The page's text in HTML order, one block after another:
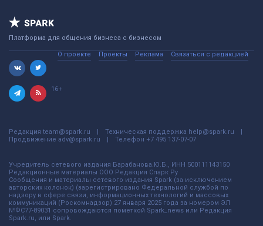
Платформа для общения бизнеса с бизнесом
О проекте Проекты Реклама Связаться с редакцией
16+
Редакция team@spark.ru Техническая поддержка help@spark.ru
Продвижение adv@spark.ru Телефон +7 495 137-07-07
Учредитель сетевого издания Барабанова.Ю.Б., ИНН 500111143150
Редакционные материалы ООО Редакция Спарк Ру
Сообщения и материалы сетевого издания Spark (за исключением
авторских колонок) (зарегистрировано Федеральной службой по
надзору в сфере связи, информационных технологий и массовых
коммуникаций (Роскомнадзор) 27 января 2025 года за номером ЭЛ
№ФС77-89031 сопровождаются пометкой Spark_news или Редакция
Spark.ru, или Spark.